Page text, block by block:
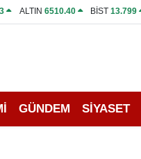
ALTIN 6510.40 BİST13.799
GÜNDEM SİYASET